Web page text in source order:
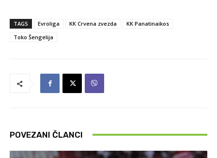
TAGS Evroliga KK Crvena zvezda
KK Panatinaikos
Toko Šengelija
POVEZANI ČLANCI